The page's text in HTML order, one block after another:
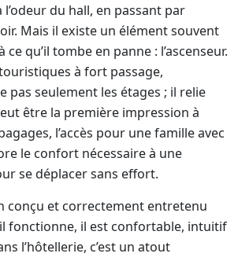
l’odeur du hall, en passant par
Mais il existe un élément souvent
qu’il tombe en panne : l’ascenseur.
à fort passage,
pas seulement les étages ; il relie
être la première impression à
l’accès pour une famille avec
le confort nécessaire à une
se déplacer sans effort.
conçu et correctement entretenu
il fonctionne, il est confortable, intuitif
l’hôtellerie, c’est un atout